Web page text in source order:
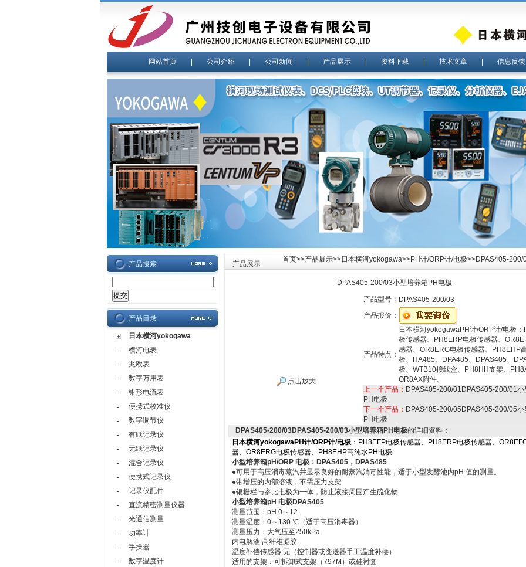
网站首页 公司介绍 公司新闻 产品展示 资料下载 技术文章 信息反馈
产品搜索
产品目录
日本横河yokogawa
-
横河电表
-
兆欧表
-
数字万用表
-
钳形电流表
-
便携式校准仪
-
数字调节仪
-
有纸记录仪
-
无纸记录仪
-
混合记录仪
-
便携式记录仪
-
记录仪配件
-
直流精密测量仪器
-
光通信测量
-
功率计
-
手操器
-
数字温度计
产品展示
首页>>产品展示>>日本横河yokogawa>>PH计/ORP计/电极>>DPAS405-200/
DPAS405-200/03小型培养箱PH电极
点击放大
产品型号： DPAS405-200/03
产品报价：
产品特点：
日本横河yokogawaPH计/ORP计/电极：
极传感器、PH8ERP电极传感器、
感器、OR8ERG电极传感器、PH8EHP
极、HA485、DPA485、DPAS405、
极、WTB10接线盒、PH8HH支架、
OR8AX附件。
上一个产品： DPAS405-200/01DPAS405-200/01小
PH电极
下一个产品： DPAS405-200/05DPAS405-200/05小
PH电极
DPAS405-200/03DPAS405-200/03小型培养箱PH电极的详细资料：
日本横河yokogawaPH计/ORP计/电极 ： PH8EFP电极传感器、 PH8ERP电极传感器、
器、 OR8ERG电极传感器、
PH8EHP高纯水PH电极
小型培养箱pH/ORP 电极：DPAS405 ，DPAS485
●可用于高压消毒蒸汽并显示良好的耐蒸汽消毒性能，适于小型发酵池内pH 值的测量。
●带增压的内部溶液，不需压力支架
●银栅栏与参比电极为一体，防止液接周围产生硫化物
小型培养箱pH 电极DPAS405
测量范围：pH 0～12
测量温度：0～130 ℃（适于高压消毒器）
测量压力：大气压至250kPa
内电解液:高纤维凝胶
温度补偿传感器:无（控制器或变送器手工温度补偿）
适用的支架：可拆卸式支架（797M）或硅衬套